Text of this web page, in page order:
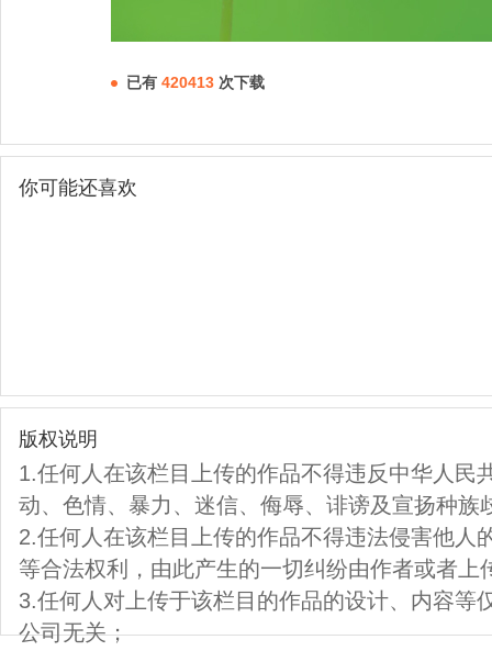
已有 420413 次下载
你可能还喜欢
版权说明
1.任何人在该栏目上传的作品不得违反中华人民
动、色情、暴力、迷信、侮辱、诽谤及宣扬种族
2.任何人在该栏目上传的作品不得违法侵害他人
等合法权利，由此产生的一切纠纷由作者或者上
3.任何人对上传于该栏目的作品的设计、内容等
公司无关；